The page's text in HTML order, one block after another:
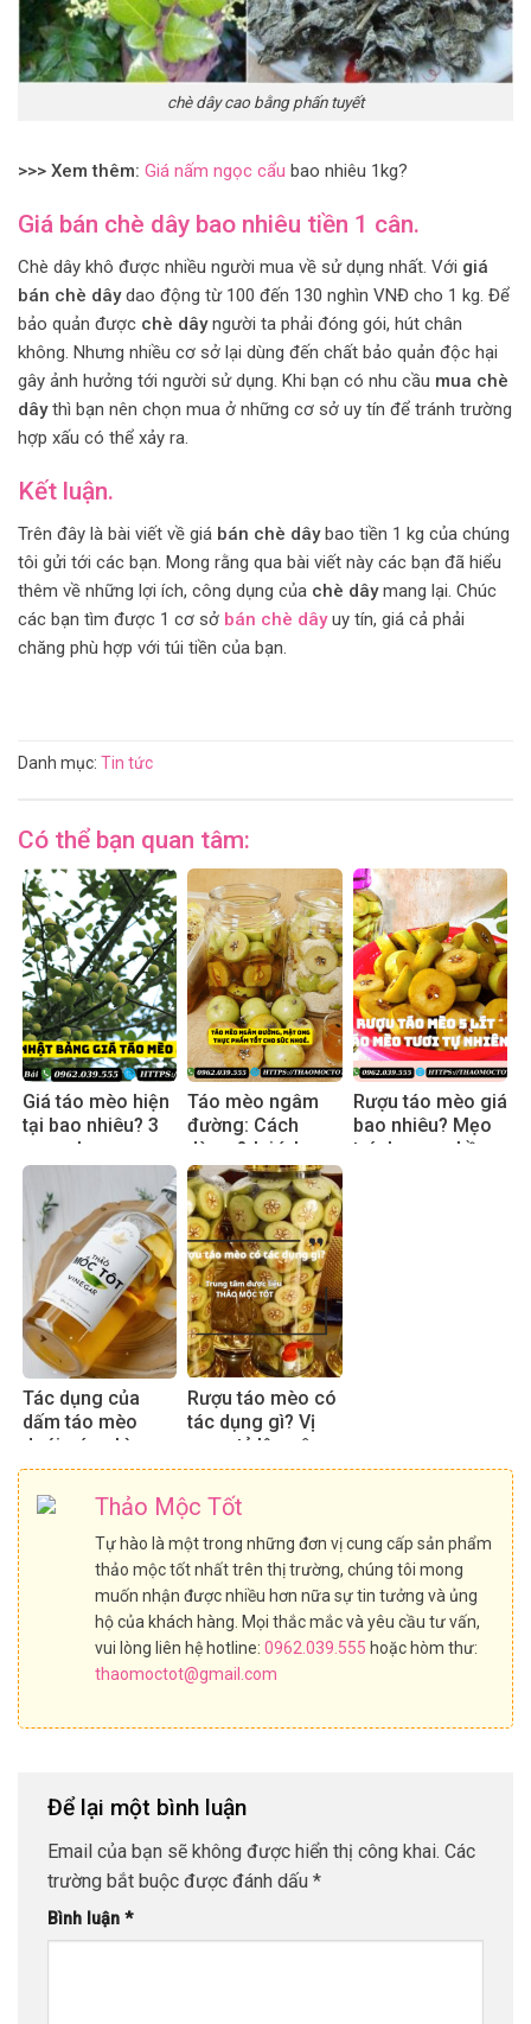
chè dây cao bằng phấn tuyết
>>> Xem thêm: Giá nấm ngọc cẩu bao nhiêu 1kg?
Giá bán chè dây bao nhiêu tiền 1 cân.
Chè dây khô được nhiều người mua về sử dụng nhất. Với giá
bán chè dâydao động từ 100 đến 130 nghìn VNĐ cho 1 kg. Để
bảo quản được chè dâyngười ta phải đóng gói, hút chân
không. Nhưng nhiều cơ sở lại dùng đến chất bảo quản độc hại
gây ảnh hưởng tới người sử dụng. Khi bạn có nhu cầu mua chè
dâythì bạn nên chọn mua ở những cơ sở uy tín để tránh trường
hợp xấu có thể xảy ra.
Kết luận.
Trên đây là bài viết về giá bán chè dâybao tiền 1 kg của chúng
tôi gửi tới các bạn. Mong rằng qua bài viết này các bạn đã hiểu
thêm về những lợi ích, công dụng của chè dâymang lại. Chúc
các bạn tìm được 1 cơ sở bán chè dâyuy tín, giá cả phải
chăng phù hợp với túi tiền của bạn.
Danh mục: Tin tức
Có thể bạn quan tâm:
Giá táo mèo hiện
tại bao nhiêu? 3
mẹo chọn mua
an toàn
Táo mèo ngâm
đường: Cách
dùng & lợi ích
thực tế 2025
Rượu táo mèo giá
bao nhiêu? Mẹo
tránh mua nhầm
Tác dụng của
dấm táo mèo
dưới góc nhìn
chuyên gia
Rượu táo mèo có
tác dụng gì? Vị
rượu, tỷ lệ ngâm
chuẩn 2025
Thảo Mộc Tốt
Tự hào là một trong những đơn vị cung cấp sản phẩm
thảo mộc tốt nhất trên thị trường, chúng tôi mong
muốn nhận được nhiều hơn nữa sự tin tưởng và ủng
hộ của khách hàng. Mọi thắc mắc và yêu cầu tư vấn,
vui lòng liên hệ hotline: 0962.039.555 hoặc hòm thư:
thaomoctot@gmail.com
Để lại một bình luận
Email của bạn sẽ không được hiển thị công khai. Các
trường bắt buộc được đánh dấu *
Bình luận *